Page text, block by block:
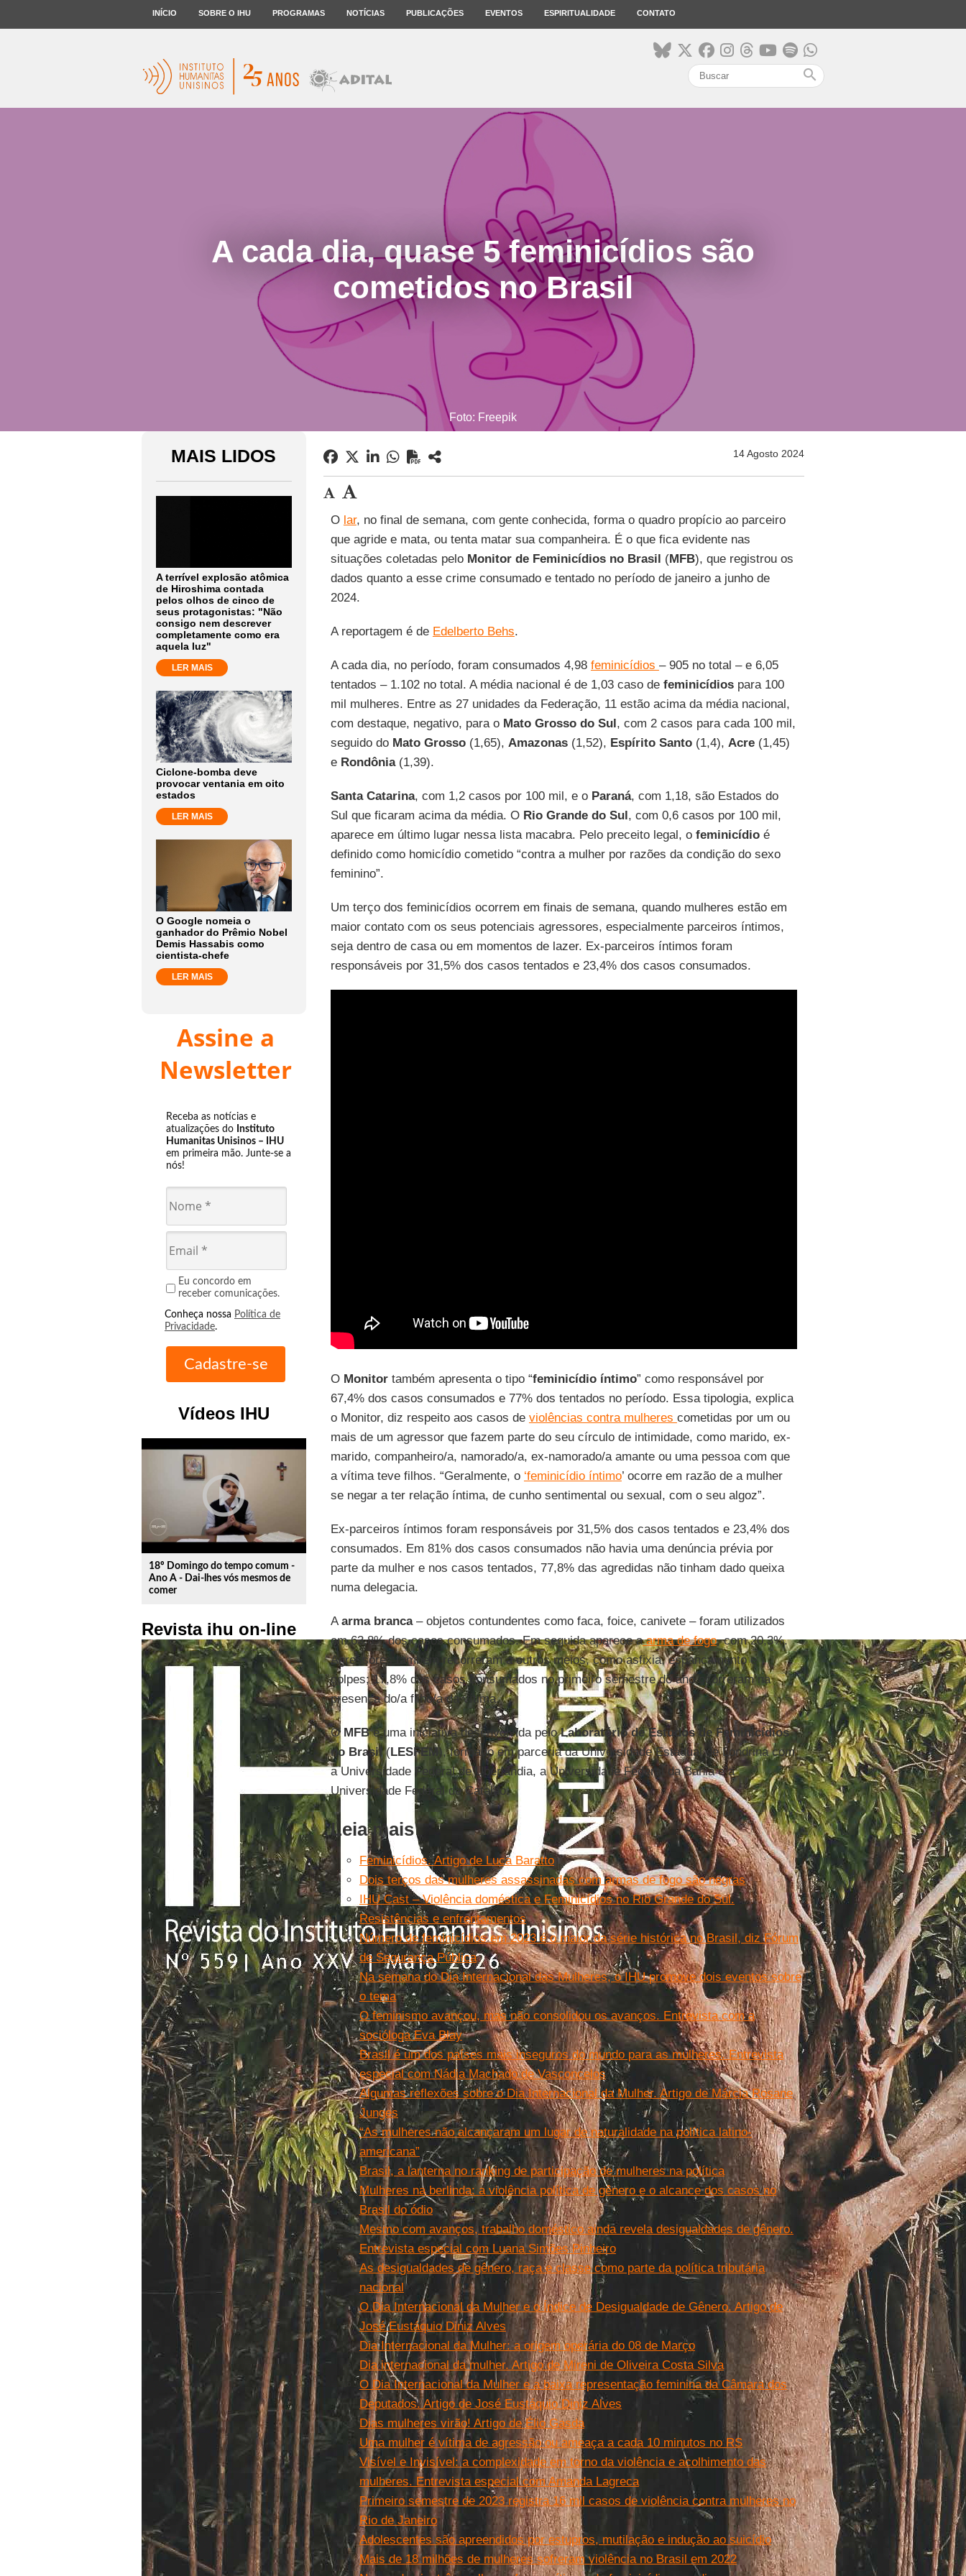
INÍCIO SOBRE O IHU PROGRAMAS NOTÍCIAS PUBLICAÇÕES EVENTOS ESPIRITUALIDADE CONTATO
search
A cada dia, quase 5 feminicídios são
cometidos no Brasil
Foto: Freepik
MAIS LIDOS
A terrível explosão atômica
de Hiroshima contada
pelos olhos de cinco de
seus protagonistas: "Não
consigo nem descrever
completamente como era
aquela luz"
LER MAIS
Ciclone-bomba deve
provocar ventania em oito
estados
LER MAIS
O Google nomeia o
ganhador do Prêmio Nobel
Demis Hassabis como
cientista-chefe
LER MAIS
Assine a
Newsletter
Receba as notícias e
atualizações do Instituto
Humanitas Unisinos – IHU
em primeira mão. Junte-se a
nós!
Eu concordo em
receber comunicações.
Conheça nossa Política de
Privacidade.
Vídeos IHU
play_circle_outline
18º Domingo do tempo comum -
Ano A - Dai-lhes vós mesmos de
comer
Revista ihu on-line
14 Agosto 2024
O lar, no final de semana, com gente conhecida, forma o quadro propício ao parceiro
que agride e mata, ou tenta matar sua companheira. É o que fica evidente nas
situações coletadas pelo Monitor de Feminicídios no Brasil (MFB), que registrou os
dados quanto a esse crime consumado e tentado no período de janeiro a junho de
2024.
A reportagem é de Edelberto Behs.
A cada dia, no período, foram consumados 4,98 feminicídios – 905 no total – e 6,05
tentados – 1.102 no total. A média nacional é de 1,03 caso de feminicídiospara 100
mil mulheres. Entre as 27 unidades da Federação, 11 estão acima da média nacional,
com destaque, negativo, para o Mato Grosso do Sul, com 2 casos para cada 100 mil,
seguido do Mato Grosso(1,65), Amazonas(1,52), Espírito Santo(1,4), Acre(1,45)
e Rondônia(1,39).
Santa Catarina, com 1,2 casos por 100 mil, e o Paraná, com 1,18, são Estados do
Sul que ficaram acima da média. O Rio Grande do Sul, com 0,6 casos por 100 mil,
aparece em último lugar nessa lista macabra. Pelo preceito legal, o feminicídioé
definido como homicídio cometido “contra a mulher por razões da condição do sexo
feminino”.
Um terço dos feminicídios ocorrem em finais de semana, quando mulheres estão em
maior contato com os seus potenciais agressores, especialmente parceiros íntimos,
seja dentro de casa ou em momentos de lazer. Ex-parceiros íntimos foram
responsáveis por 31,5% dos casos tentados e 23,4% dos casos consumados.
O Monitortambém apresenta o tipo “feminicídio íntimo” como responsável por
67,4% dos casos consumados e 77% dos tentados no período. Essa tipologia, explica
o Monitor, diz respeito aos casos de violências contra mulheres cometidas por um ou
mais de um agressor que fazem parte do seu círculo de intimidade, como marido, ex-
marido, companheiro/a, namorado/a, ex-namorado/a amante ou uma pessoa com que
a vítima teve filhos. “Geralmente, o ‘feminicídio íntimo’ ocorre em razão de a mulher
se negar a ter relação íntima, de cunho sentimental ou sexual, com o seu algoz”.
Ex-parceiros íntimos foram responsáveis por 31,5% dos casos tentados e 23,4% dos
consumados. Em 81% dos casos consumados não havia uma denúncia prévia por
parte da mulher e nos casos tentados, 77,8% das agredidas não tinham dado queixa
numa delegacia.
Aarma branca– objetos contundentes como faca, foice, canivete – foram utilizados
em 63,8% dos casos consumados. Em seguida aparece aarma de fogo, com 20,3%.
Agressores também recorreram a outros meios, como asfixia, espancamento e
golpes; 17,8% dos casos consumados no primeiro semestre do ano ocorreram na
presença do/a filho/a da vítima.
O MFBé uma iniciativa desenvolvida peloLaboratório de Estudos de Feminicídios
no Brasil(LESFEM), formado em parceria da Universidade Estadual de Londrina com
a Universidade Federal de Uberlândia, a Universidade Federal da Bahia e a
Universidade Federal de Catalão.
Leia mais
Feminicídios. Artigo de Luca Baratto
Dois terços das mulheres assassinadas com armas de fogo são negras
IHU Cast – Violência doméstica e Feminicídios no Rio Grande do Sul.
Resistências e enfrentamentos
Número de feminicídios em 2023 é o maior da série histórica no Brasil, diz Fórum
de Segurança Pública
Na semana do Dia Internacional das Mulheres, o IHU promove dois eventos sobre
o tema
O feminismo avançou, mas não consolidou os avanços. Entrevista com a
socióloga Eva Blay
Brasil é um dos países mais inseguros do mundo para as mulheres. Entrevista
especial com Nádia Machado de Vasconcelos
Algumas reflexões sobre o Dia Internacional da Mulher. Artigo de Márcia Rosane
Junges
“As mulheres não alcançaram um lugar de naturalidade na política latino-
americana”
Brasil, a lanterna no ranking de participação de mulheres na política
Mulheres na berlinda: a violência política de gênero e o alcance dos casos no
Brasil do ódio
Mesmo com avanços, trabalho doméstico ainda revela desigualdades de gênero.
Entrevista especial com Luana Simões Pinheiro
As desigualdades de gênero, raça e classe como parte da política tributária
nacional
O Dia Internacional da Mulher e o Índice de Desigualdade de Gênero. Artigo de
José Eustáquio Diniz Alves
Dia Internacional da Mulher: a origem operária do 08 de Março
Dia internacional da mulher. Artigo de Mireni de Oliveira Costa Silva
O Dia Internacional da Mulher e a baixa representação feminina da Câmara dos
Deputados. Artigo de José Eustáquio Diniz Alves
Dias mulheres virão! Artigo de Élio Gasda
Uma mulher é vítima de agressão ou ameaça a cada 10 minutos no RS
Visível e Invisível: a complexidade em torno da violência e acolhimento das
mulheres. Entrevista especial com Amanda Lagreca
Primeiro semestre de 2023 registra 16 mil casos de violência contra mulheres no
Rio de Janeiro
Adolescentes são apreendidos por estupros, mutilação e indução ao suicídio
Mais de 18 milhões de mulheres sofreram violência no Brasil em 2022